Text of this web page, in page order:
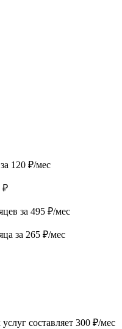
120 ₽/мес
₽
за 495 ₽/мес
за 265 ₽/мес
составляет 300 ₽/мес